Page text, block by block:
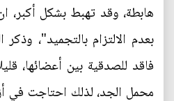
هابطة، وقد تهبط بشكل
بعدم الالتزام بالتجميد"،
فاقد للصدقية بين أعضائها،